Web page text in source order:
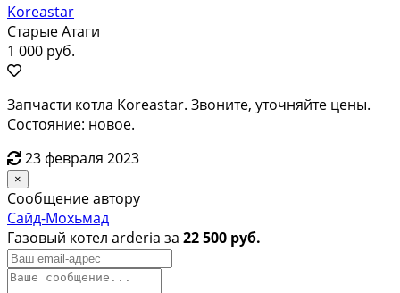
Koreastar
Старые Атаги
1 000 руб.
Запчасти котла Koreastar. Звоните, уточняйте цены.
Состояние: новое.
23 февраля 2023
×
Сообщение автору
Сайд-Мохьмад
Газовый котел arderia за 22 500 руб.